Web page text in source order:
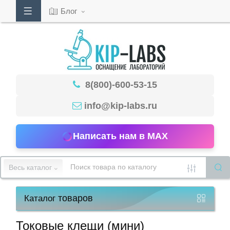
53-
15
работы
Блог
8(800)-600-53-15
info@kip-labs.ru
Написать нам в MAX
Весь каталог
Каталогтоваров
Токовые клещи (мини)